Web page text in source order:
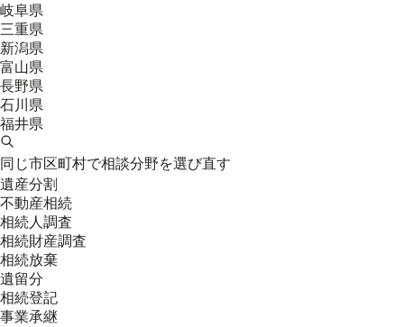
岐阜県
三重県
新潟県
富山県
長野県
石川県
福井県
同じ市区町村で相談分野を選び直す
遺産分割
不動産相続
相続人調査
相続財産調査
相続放棄
遺留分
相続登記
事業承継